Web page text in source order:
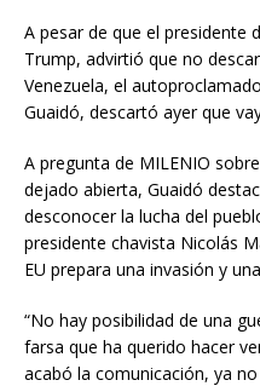
A pesar de que el presidente
Trump, advirtió que no
Venezuela, el
Guaidó, descartó ayer que
A pregunta de MILENIO
dejado abierta, Guaidó
desconocer la lucha del
presidente chavista Nicolás
EU prepara una invasión y
“No hay posibilidad de una
farsa que ha querido hacer
acabó la comunicación, ya